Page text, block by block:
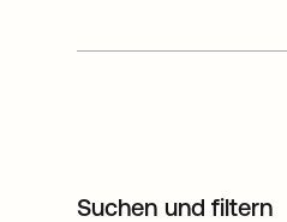
Suchen und filtern